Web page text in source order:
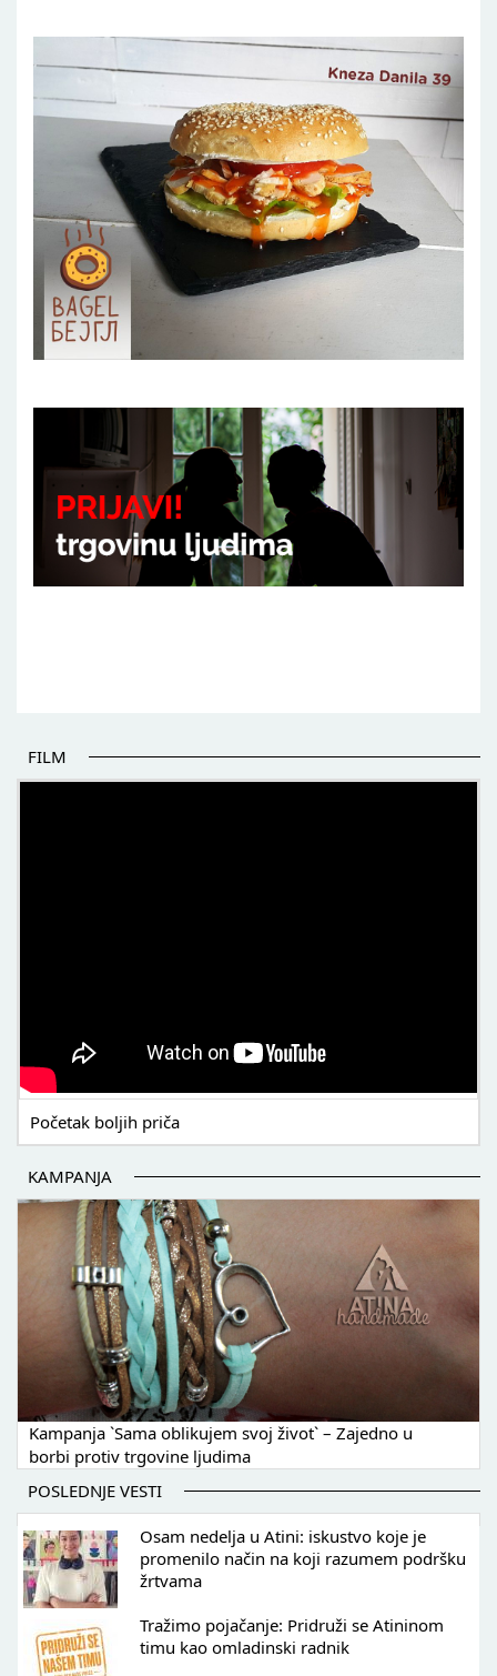
FILM
Početak boljih priča
KAMPANJA
Kampanja `Sama oblikujem svoj život` – Zajedno u
borbi protiv trgovine ljudima
POSLEDNJE VESTI
Osam nedelja u Atini: iskustvo koje je
promenilo način na koji razumem podršku
žrtvama
Tražimo pojačanje: Pridruži se Atininom
timu kao omladinski radnik